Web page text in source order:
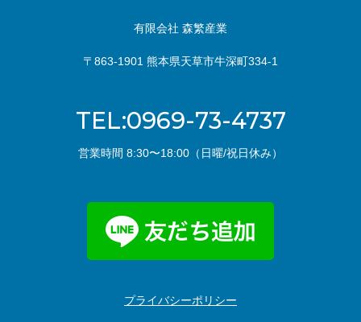
有限会社 森繁産業
〒863-1901 熊本県天草市牛深町334-1
TEL:0969-73-4737
営業時間 8:30〜18:00（日曜/祝日休み）
プライバシーポリシー